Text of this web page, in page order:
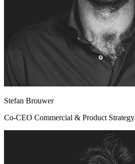
Stefan Brouwer
Co-CEO Commercial & Product Strategy